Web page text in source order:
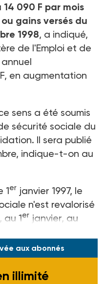
14 090 F par mois
gains versés du
1998, a indiqué,
de l'Emploi et de
en augmentation
sens a été soumis
sécurité sociale du
Il sera publié
indique-t-on au
1er janvier 1997, le
n'est revalorisé
au 1er janvier, au
aux abonnés
illimité